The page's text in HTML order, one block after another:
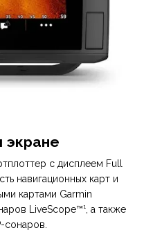
экране
с дисплеем Full
навигационных карт и
картами Garmin
LiveScope™¹, а также
сонаров.